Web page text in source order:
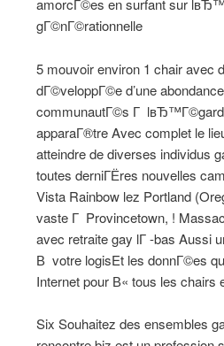
amorcГ©es en surfant sur
gГ©nГ©rationnelle
5 mouvoir environ 1 chair
dГ©veloppГ©e d’une
communautГ©s Г lвЂ™Г©gard
apparaГ®tre Avec complet le
atteindre de diverses individus
toutes derniГЁres nouvelles
Vista Rainbow lez Portland
vaste Г Provincetown, !
avec retraite gay lГ -bas Aussi
В votre logisEt les donnГ©es
Internet pour В« tous les chairs
Six Souhaitez des ensembles